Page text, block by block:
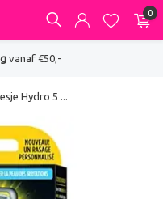
0
vanaf €50,-
Hydro 5 ...